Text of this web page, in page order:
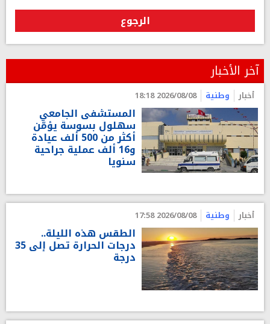
الرجوع
آخر الأخبار
أخبار وطنية 2026/08/08 18:18
المستشفى الجامعي
سهلول بسوسة يؤمّن
أكثر من 500 ألف عيادة
و16 ألف عملية جراحية
سنويا
أخبار وطنية 2026/08/08 17:58
الطقس هذه الليلة..
درجات الحرارة تصل إلى 35
درجة